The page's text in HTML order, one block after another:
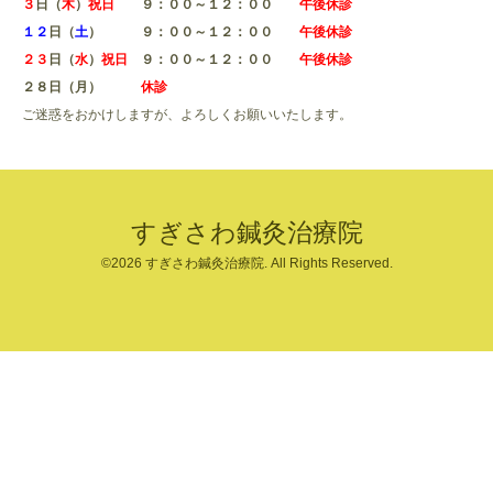
３ 日（木） 祝日 ９：００～１２：００
午後休診
１２ 日（土 ） ９：００～１２：００ 午後休診
２３ 日（水） 祝日 ９：００～１２：００ 午後休診
２８日（月） 休診
ご迷惑をおかけしますが、よろしくお願いいたします。
すぎさわ鍼灸治療院
©2026 すぎさわ鍼灸治療院. All Rights Reserved.